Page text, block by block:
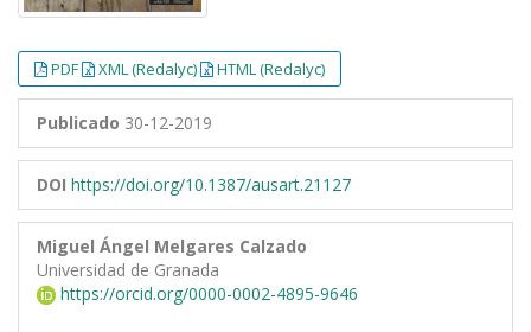
PDF XML (Redalyc) HTML (Redalyc)
Publicado 30-12-2019
DOI https://doi.org/10.1387/ausart.21127
Miguel Ángel Melgares Calzado
Universidad de Granada
https://orcid.org/0000-0002-4895-9646